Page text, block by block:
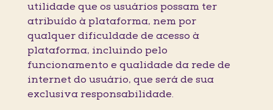
utilidade que os usuários possam ter
atribuído à plataforma, nem por
qualquer dificuldade de acesso à
plataforma, incluindo pelo
funcionamento e qualidade da rede de
internet do usuário, que será de sua
exclusiva responsabilidade.